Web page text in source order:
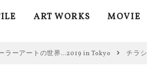
ART WORKS MOVIE
ラーアートの世界…2019 in Tokyo チラシ